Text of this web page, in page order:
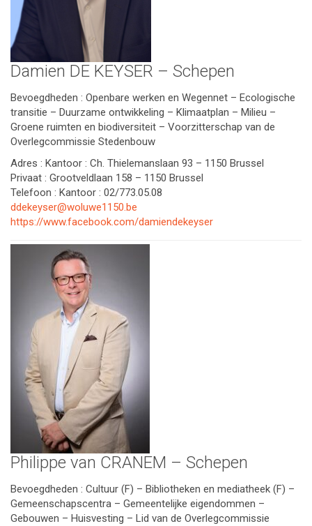
Damien DE KEYSER – Schepen
Bevoegdheden : Openbare werken en Wegennet – Ecologische
transitie – Duurzame ontwikkeling – Klimaatplan – Milieu –
Groene ruimten en biodiversiteit – Voorzitterschap van de
Overlegcommissie Stedenbouw
Adres : Kantoor : Ch. Thielemanslaan 93 – 1150 Brussel
Privaat : Grootveldlaan 158 – 1150 Brussel
Telefoon : Kantoor : 02/773.05.08
ddekeyser@woluwe1150.be
https://www.facebook.com/damiendekeyser
Philippe van CRANEM – Schepen
Bevoegdheden : Cultuur (F) – Bibliotheken en mediatheek (F) –
Gemeenschapscentra – Gemeentelijke eigendommen –
Gebouwen – Huisvesting – Lid van de Overlegcommissie